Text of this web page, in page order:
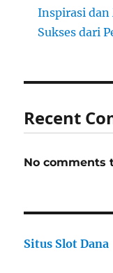
Inspirasi dan
Sukses dari
Recent
No comments
Situs Slot Dana